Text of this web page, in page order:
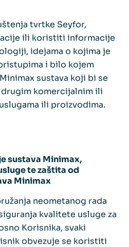
tvrtke Seyfor,
ili koristiti informacije
idejama o kojima je
i bilo kojem
sustava koji bi se
komercijalnim ili
ili proizvodima.
sustava Minimax,
te zaštita od
Minimax
neometanog rada
kvalitete usluge za
Korisnika, svaki
obvezuje se koristiti